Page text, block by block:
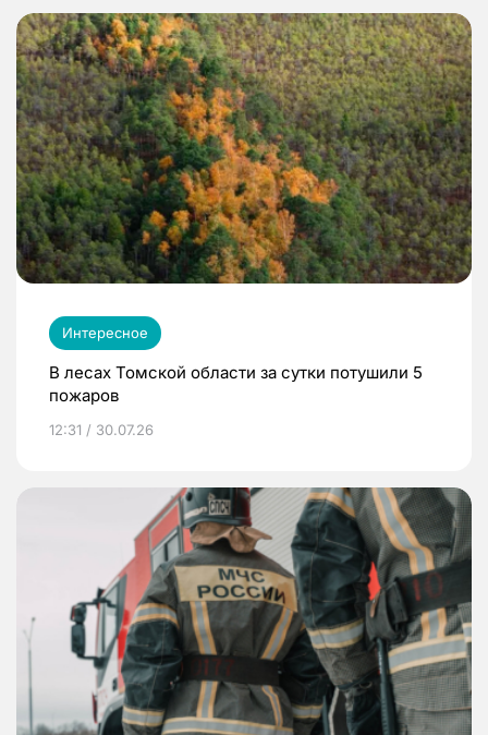
Интересное
В лесах Томской области за сутки потушили 5
пожаров
12:31 / 30.07.26